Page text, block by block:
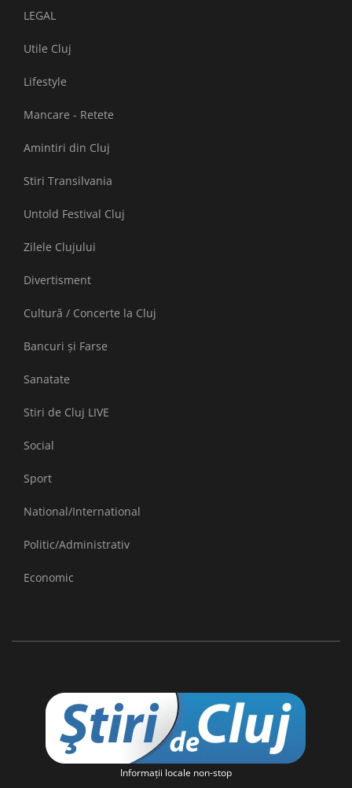
LEGAL
Utile Cluj
Lifestyle
Mancare - Retete
Amintiri din Cluj
Stiri Transilvania
Untold Festival Cluj
Zilele Clujului
Divertisment
Cultură / Concerte la Cluj
Bancuri și Farse
Sanatate
Stiri de Cluj LIVE
Social
Sport
National/International
Politic/Administrativ
Economic
Informaţii locale non-stop